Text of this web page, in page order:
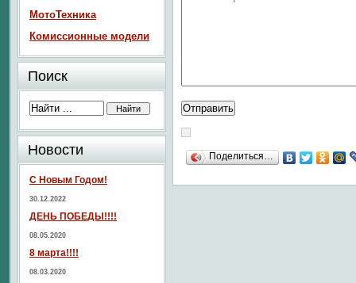
Поделиться…
МотоТехника
Комиссионные модели
Поиск
Новости
С Новым Годом!
30.12.2022
ДЕНЬ ПОБЕДЫ!!!!
08.05.2020
8 марта!!!!
08.03.2020